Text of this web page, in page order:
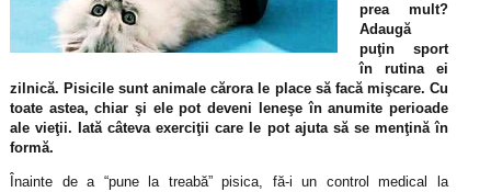
prea mult?
Adaugă
puţin sport
în rutina ei
zilnică. Pisicile sunt animale cărora le place să facă mişcare. Cu
toate astea, chiar şi ele pot deveni leneşe în anumite perioade
ale vieţii. Iată câteva exerciţii care le pot ajuta să se menţină în
formă.
Înainte de a “pune la treabă” pisica, fă-i un control medical la